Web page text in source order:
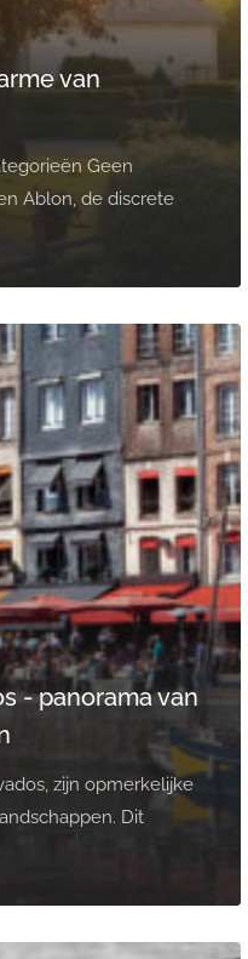
van
Geen
Ablon, de discrete
- panorama van
zijn opmerkelijke
Dit